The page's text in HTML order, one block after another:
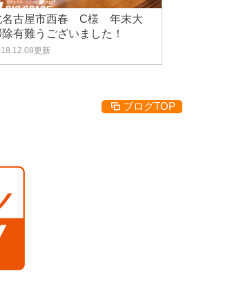
名古屋市西春 C様 年末大
除有難うございました！
更新
ブログTOP